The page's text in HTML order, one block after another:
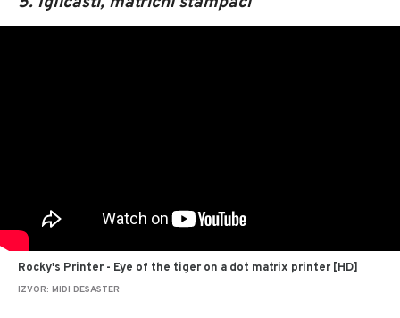
Rocky's Printer - Eye of the tiger on a dot matrix printer [HD]
IZVOR: MIDI DESASTER